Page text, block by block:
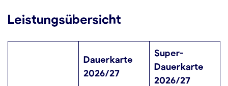
Leistungsübersicht
Dauerkarte
2026/27
Super-
Dauerkarte
2026/27